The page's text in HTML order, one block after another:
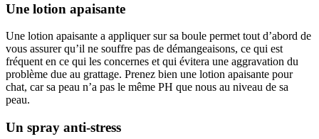
Une lotion apaisante
Une lotion apaisante a appliquer sur sa boule permet tout d’abord de
vous assurer qu’il ne souffre pas de démangeaisons, ce qui est
fréquent en ce qui les concernes et qui évitera une aggravation du
problème due au grattage. Prenez bien une lotion apaisante pour
chat, car sa peau n’a pas le même PH que nous au niveau de sa
peau.
Un spray anti-stress